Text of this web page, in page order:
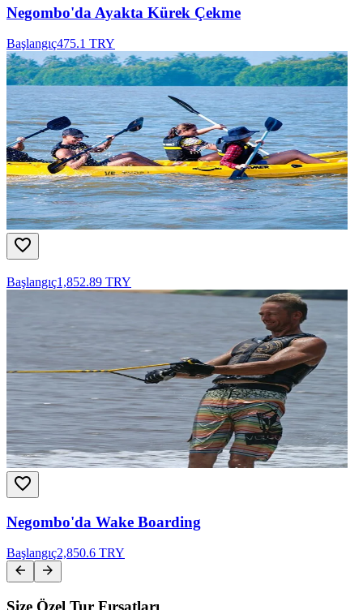
Negombo'da Ayakta Kürek Çekme
Başlangıç475.1 TRY
Başlangıç1,852.89 TRY
Negombo'da Wake Boarding
Başlangıç2,850.6 TRY
Size Özel Tur Fırsatları